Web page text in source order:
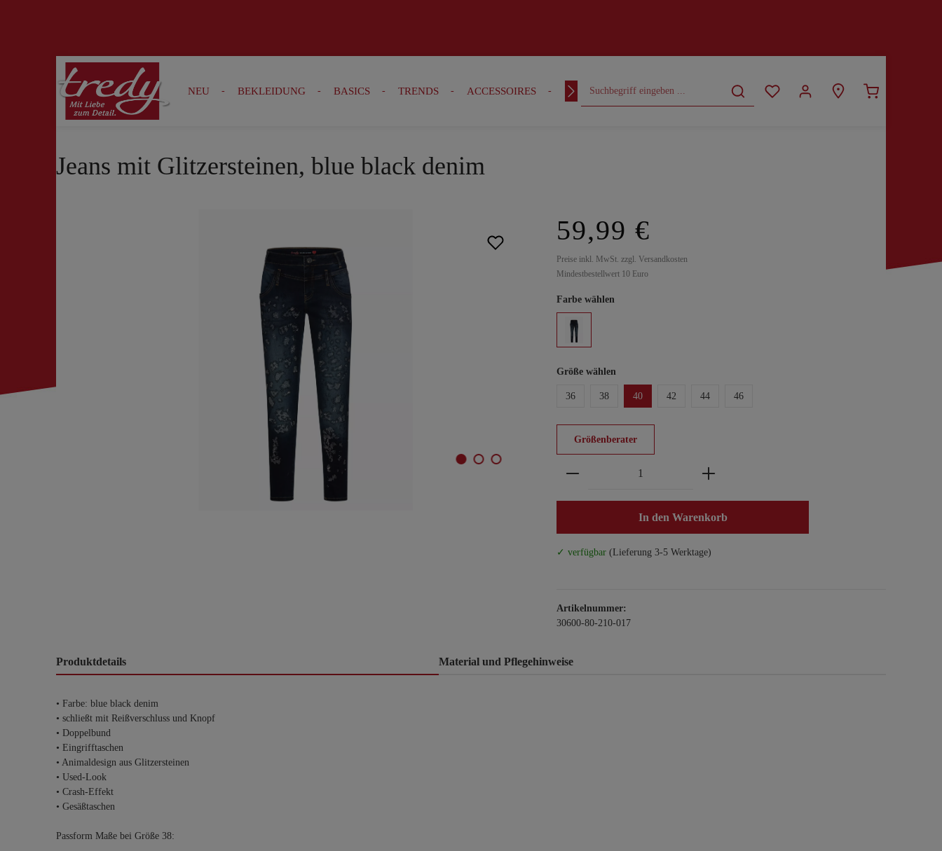
Zur Suche springen Zur Hauptnavigation springen
NEU BEKLEIDUNG BASICS TRENDS ACCESSOIRES OUTFITS CURVY
Jeans mit Glitzersteinen, blue black denim
59,99 €
Preise inkl. MwSt. zzgl. Versandkosten
Mindestbestellwert 10 Euro
Farbe wählen
Größe wählen
36 38 40 42 44 46
Größenberater
Produkt Anzahl: Gib den gewünschten Wert ein oder
In den Warenkorb
✓ verfügbar (Lieferung 3-5 Werktage)
Artikelnummer:
30600-80-210-017
Produktdetails Material und Pflegehinweise
• Farbe: blue black denim
• schließt mit Reißverschluss und Knopf
• Doppelbund
• Eingrifftaschen
• Animaldesign aus Glitzersteinen
• Used-Look
• Crash-Effekt
• Gesäßtaschen
Passform Maße bei Größe 38: